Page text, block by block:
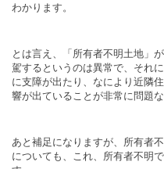
わかります。
とは言え、「所有者不明土地」
駕するというのは異常で、それ
に支障が出たり、なにより近隣
響が出ていることが非常に問題な
あと補足になりますが、所有者
についても、これ、所有者不明